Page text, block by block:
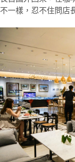
不一樣，忍不住問店